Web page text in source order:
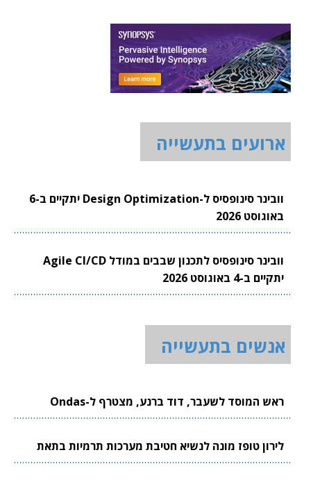
ארועים בתעשייה
וובינר סינופסיס ל-Design Optimization יתקיים ב-6
באוגוסט 2026
וובינר סינופסיס לתכנון שבבים במודל Agile CI/CD
יתקיים ב-4 באוגוסט 2026
אנשים בתעשייה
ראש המוסד לשעבר, דוד ברנע, מצטרף ל-Ondas
לירון טופז מונה לנשיא חטיבת מערכות תרמיות בתאת